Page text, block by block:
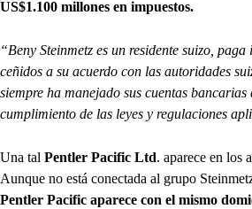
US$1.100 millones en impuestos.
“Beny Steinmetz es un residente suizo,
ceñidos a su acuerdo con las autoridades
siempre ha manejado sus cuentas bancarias
cumplimiento de las leyes y regulaciones
Una tal Pentler Pacific Ltd. aparece en los
Aunque no está conectada al grupo
Pentler Pacific aparece con el mismo